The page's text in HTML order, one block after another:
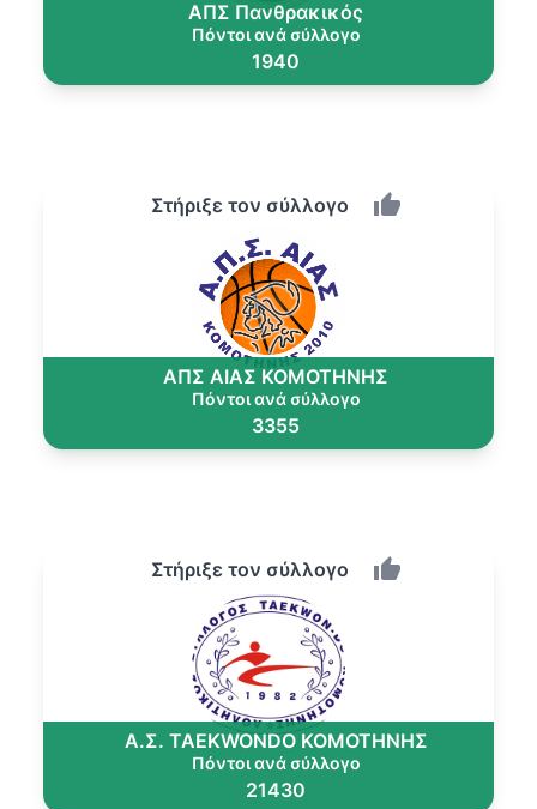
ΑΠΣ Πανθρακικός
Πόντοι ανά σύλλογο
1940
Στήριξε τον σύλλογο
ΑΠΣ ΑΙΑΣ ΚΟΜΟΤΗΝΗΣ
Πόντοι ανά σύλλογο
3355
Στήριξε τον σύλλογο
Α.Σ. TAEKWONDO ΚΟΜΟΤΗΝΗΣ
Πόντοι ανά σύλλογο
21430